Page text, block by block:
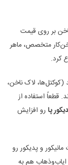
بر روی قیمت
متخصص، ماهر
کرد.
(کوکتل‌ها، لاک ناخن،
قطعاً استفاده از
پا رو افزایش
و پدیکور رو
ایاب‌وذهاب هم به